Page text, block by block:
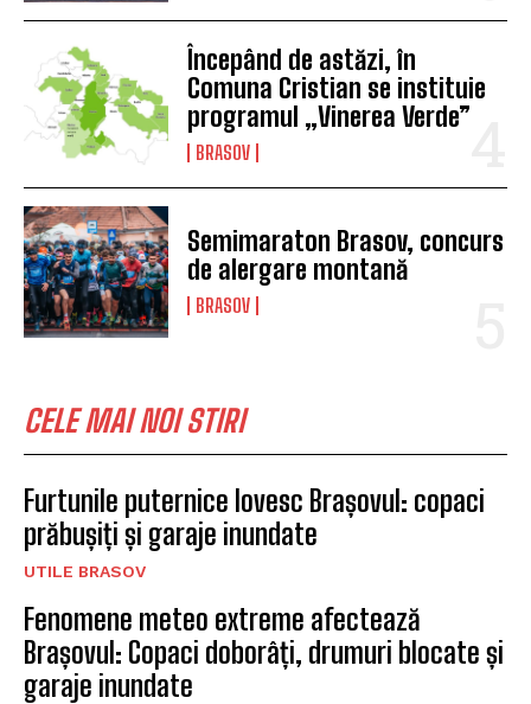
Începând de astăzi, în
Comuna Cristian se instituie
programul „Vinerea Verde”
BRASOV
Semimaraton Brasov, concurs
de alergare montană
BRASOV
CELE MAI NOI STIRI
Furtunile puternice lovesc Brașovul: copaci
prăbușiți și garaje inundate
UTILE BRASOV
Fenomene meteo extreme afectează
Brașovul: Copaci doborâți, drumuri blocate și
garaje inundate